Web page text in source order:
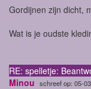
Gordijnen zijn dicht,
Wat is je oudste
RE: spelletje:
Minou schreef op: 05-